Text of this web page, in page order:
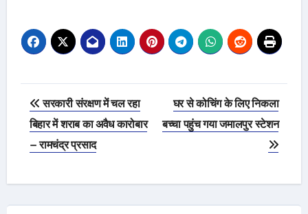
Post
navigation
सरकारी संरक्षण में चल रहा
बिहार में शराब का अवैध कारोबार
– रामचंद्र प्रसाद
घर से कोचिंग के लिए निकला
बच्चा पहुंच गया जमालपुर स्टेशन